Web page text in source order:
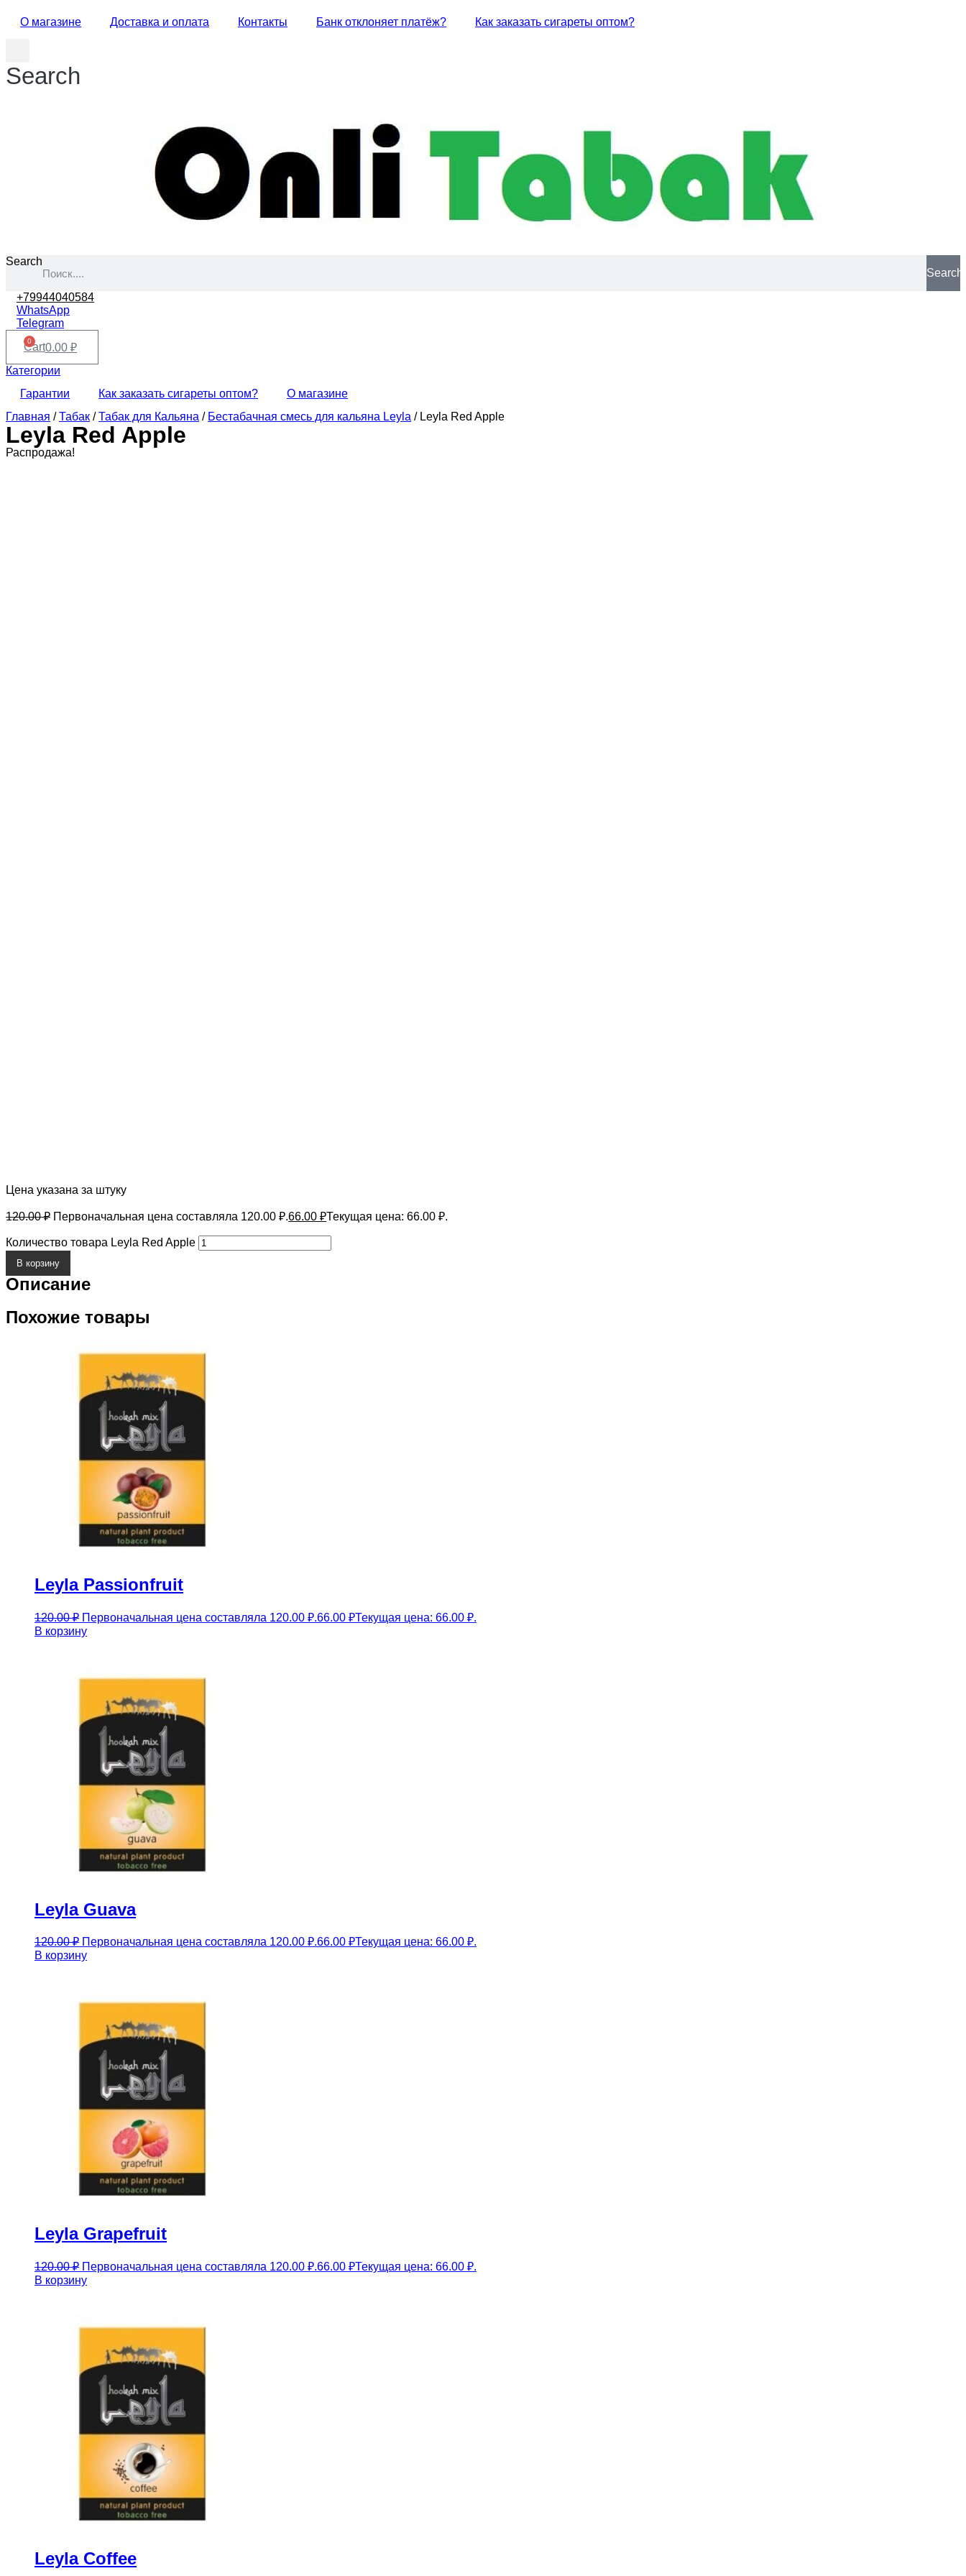
О магазине Доставка и оплата Контакты Банк отклоняет платёж? Как заказать сигареты оптом?
Search
Search
Search
+79944040584
WhatsApp
Telegram
0.00 ₽
0
Cart
Категории
Гарантии
Как заказать сигареты оптом?
О магазине
Главная /Табак /Табак для Кальяна / Бестабачная смесь для кальяна Leyla / Leyla Red Apple
Leyla Red Apple
Распродажа!
Цена указана за штуку
120.00₽ Первоначальная цена составляла 120.00 ₽.66.00 ₽Текущая цена: 66.00 ₽.
Количество товара Leyla Red Apple
В корзину
Описание
Похожие товары
Leyla Passionfruit
120.00₽ Первоначальная цена составляла 120.00 ₽.66.00 ₽Текущая цена: 66.00 ₽.
В корзину
Leyla Guava
120.00₽ Первоначальная цена составляла 120.00 ₽.66.00 ₽Текущая цена: 66.00 ₽.
В корзину
Leyla Grapefruit
120.00₽ Первоначальная цена составляла 120.00 ₽.66.00 ₽Текущая цена: 66.00 ₽.
В корзину
Leyla Coffee